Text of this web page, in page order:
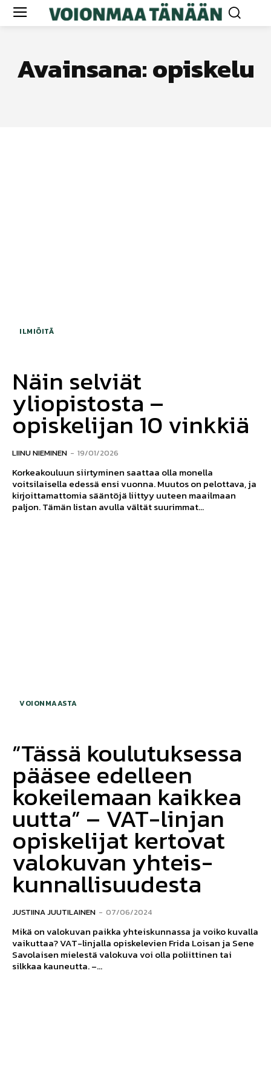
Avainsana:opiskelu
ILMIÖITÄ
Näin selviät
yliopistosta –
opiskelijan 10 vinkkiä
LIINU NIEMINEN - 19/01/2026
Korkeakouluun siirtyminen saattaa olla monella
voitsilaisella edessä ensi vuonna. Muutos on pelottava, ja
kirjoittamattomia sääntöjä liittyy uuteen maailmaan
paljon. Tämän listan avulla vältät suurimmat...
VOIONMAASTA
”Tässä koulutuksessa
pääsee edelleen
kokeilemaan kaikkea
uutta” – VAT-linjan
opiskelijat kertovat
valokuvan yhteis-
kunnallisuudesta
JUSTIINA JUUTILAINEN - 07/06/2024
Mikä on valokuvan paikka yhteiskunnassa ja voiko kuvalla
vaikuttaa? VAT-linjalla opiskelevien Frida Loisan ja Sene
Savolaisen mielestä valokuva voi olla poliittinen tai
silkkaa kauneutta. –...